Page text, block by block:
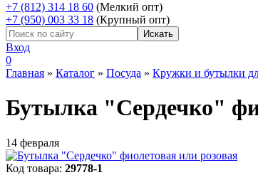
+7 (812) 314 18 60 (Мелкий опт)
+7 (950) 003 33 18 (Крупный опт)
Вход
0
Главная » Каталог » Посуда » Кружки и бутылки
Бутылка "Сердечко"
14 февраля
Код товара: 29778-1